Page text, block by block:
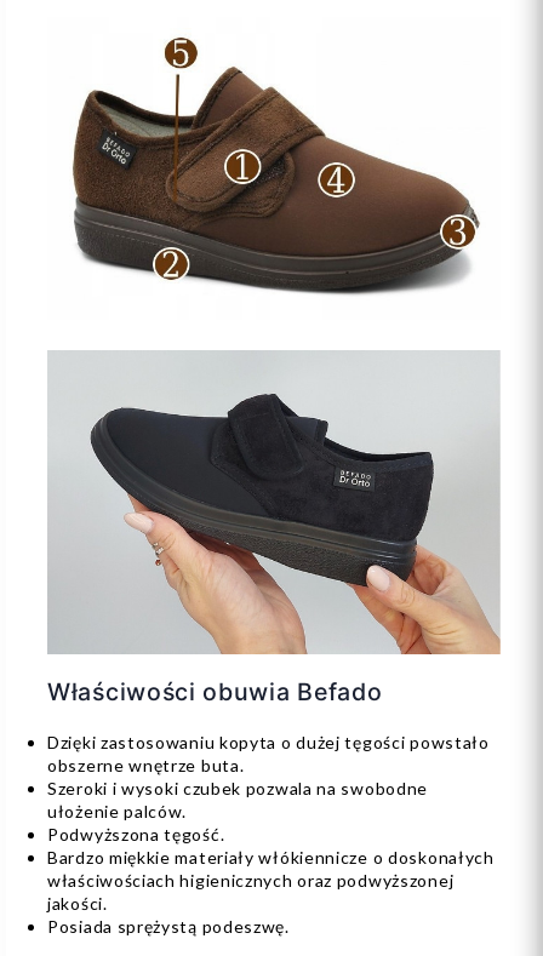
Właściwości obuwia Befado
Dzięki zastosowaniu kopyta o dużej tęgości powstało
obszerne wnętrze buta.
Szeroki i wysoki czubek pozwala na swobodne
ułożenie palców.
Podwyższona tęgość.
Bardzo miękkie materiały włókiennicze o doskonałych
właściwościach higienicznych oraz podwyższonej
jakości.
Posiada sprężystą podeszwę.